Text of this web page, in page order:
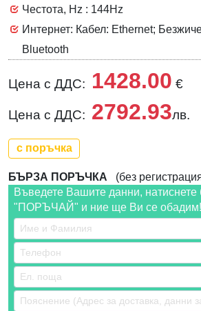
Честота, Hz : 144Hz
Интернет: Кабел: Ethernet;
Bluetooth
Цена с ДДС: 1428.00 €
Цена с ДДС: 2792.93лв.
с поръчка
БЪРЗА ПОРЪЧКА (без
Въведете Вашите данни, натиснете
"ПОРЪЧАЙ" и ние ще Ви се обадим!